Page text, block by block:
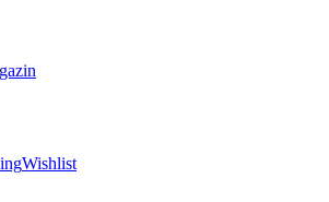
Wishlist